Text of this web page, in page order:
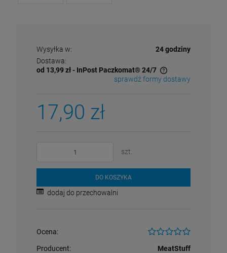
Wysyłka w:
24 godziny
Dostawa:
od 13,99 zł- InPost Paczkomat® 24/7
Cena nie zawiera ewentualnych kosztów płatności
sprawdź formy dostawy
17,90 zł
szt.
DO KOSZYKA
dodaj do przechowalni
Ocena:
Producent:
MeatStuff